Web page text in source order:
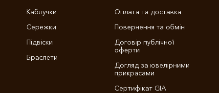
Каблучки
Сережки
Підвіски
Браслети
Оплата та доставка
Повернення та обмін
Договір публічної
оферти
Догляд за ювелірними
прикрасами
Сертифікат GIA